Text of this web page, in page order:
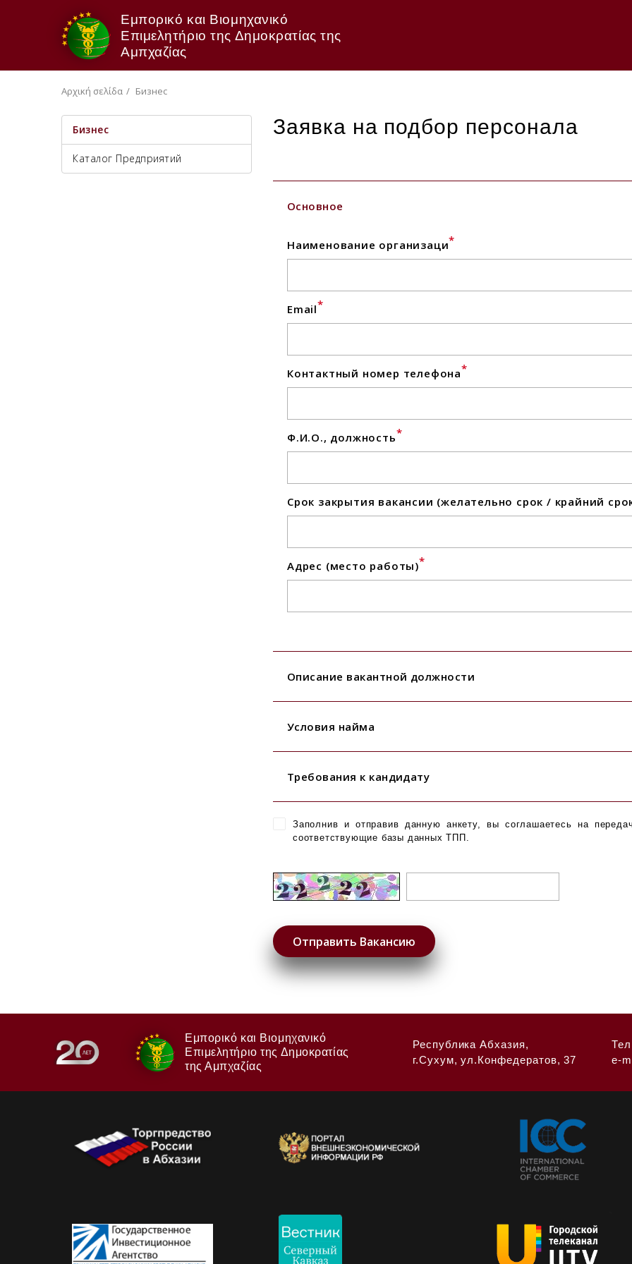
Εμπορικό και Βιομηχανικό
Επιμελητήριο της Δημοκρατίας της
Αμπχαζίας
Αρχική σελίδα Бизнес
Бизнес
Каталог Предприятий
Заявка на подбор персонала
Основное
Наименование организаци*
Email*
Контактный номер телефона*
Ф.И.О., должность*
Срок закрытия вакансии (желательно срок / крайний
Адрес (место работы)*
Описание вакантной должности
Условия найма
Требования к кандидату
Заполнив и отправив данную анкету, вы соглашаетесь на
соответствующие базы данных ТПП.
Εμπορικό και Βιομηχανικό
Επιμελητήριο της Δημοκρατίας
της Αμπχαζίας
Республика Абхазия,
г.Сухум, ул.Конфедератов, 37
e-